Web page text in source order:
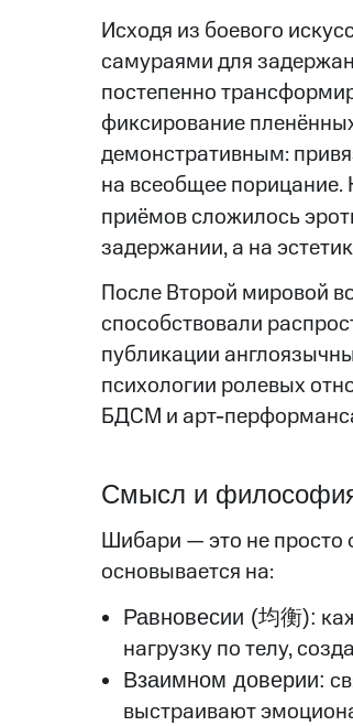
Исходя из боевого
самураями для
постепенно
фиксирование
демонстративным:
на всеобщее порицание.
приёмов сложилось
задержании, а на
После Второй мировой
способствовали
публикации
психологии ролевых
БДСМ и арт-
Смысл и философия
Шибари — это не просто
основывается на:
Равновесии (均衡):
нагрузку по телу,
Взаимном доверии:
выстраивают